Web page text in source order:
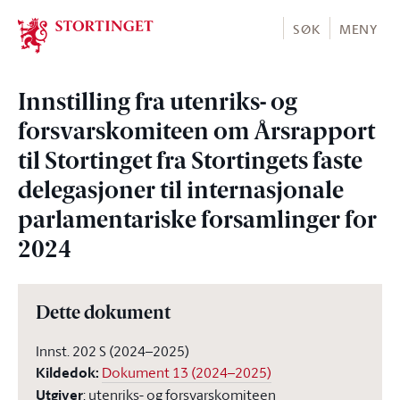
Stortinget.no
SØK MENY
Innstilling fra utenriks- og
forsvarskomiteen om Årsrapport
til Stortinget fra Stortingets faste
delegasjoner til internasjonale
parlamentariske forsamlinger for
2024
Dette dokument
Innst. 202 S (2024–2025)
Kildedok: Dokument 13 (2024–2025)
Utgiver:utenriks- og forsvarskomiteen